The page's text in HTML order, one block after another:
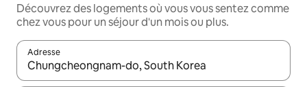
Découvrez des logements où vous vous sentez comme
chez vous pour un séjour d'un mois ou plus.
Adresse
Lorsque les résultats s'affichent, utilisez les flèches vers le